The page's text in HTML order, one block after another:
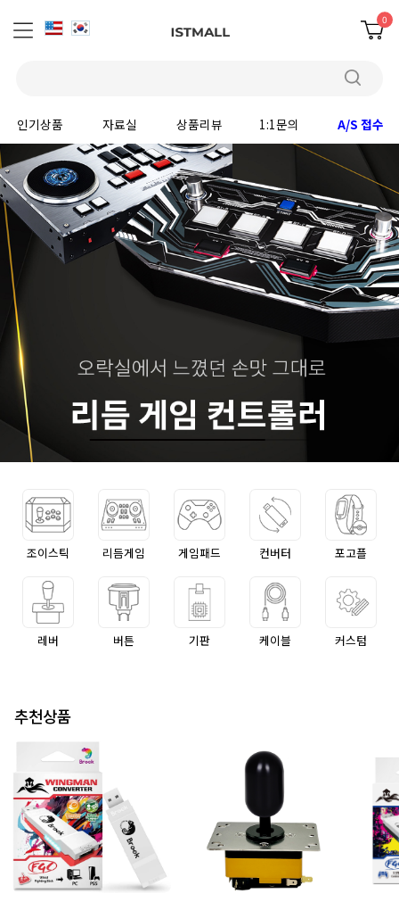
0
인기상품 자료실 상품리뷰 1:1문의 A/S 접수
조이스틱 리듬게임 게임패드 컨버터 포고플
레버 버튼 기판 케이블 커스텀
추천상품